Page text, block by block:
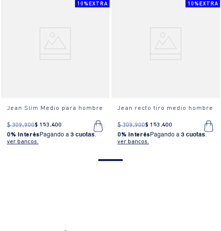
10%EXTRA
Jean Slim Medio para hombre
$ 309.900$ 153 .400
0% Interés Pagando a 3 cuotas.
ver bancos.
10%EXTRA
Jean recto tiro medio hombre
$ 309.900$ 153 .400
0% Interés Pagando a 3 cuotas.
ver bancos.